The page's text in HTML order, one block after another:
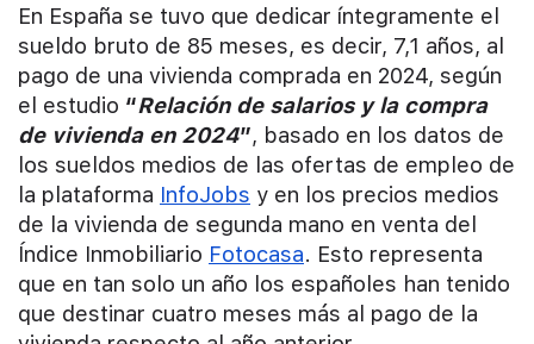
En España se tuvo que dedicar íntegramente el
sueldo bruto de 85 meses, es decir, 7,1 años, al
pago de una vivienda comprada en 2024, según
el estudio “Relación de salarios y la compra
de vivienda en 2024”, basado en los datos de
los sueldos medios de las ofertas de empleo de
la plataforma InfoJobs y en los precios medios
de la vivienda de segunda mano en venta del
Índice Inmobiliario Fotocasa. Esto representa
que en tan solo un año los españoles han tenido
que destinar cuatro meses más al pago de la